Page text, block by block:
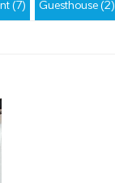
(7) Guesthouse (2)